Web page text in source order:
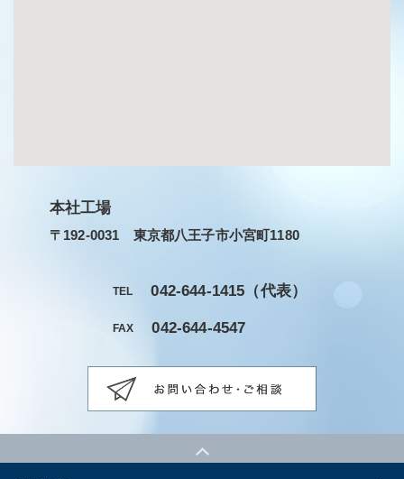
本社工場
〒192-0031 東京都八王子市小宮町1180
TEL 042-644-1415 （代表）
FAX 042-644-4547